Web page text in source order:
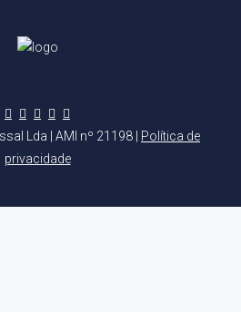
Lda | AMI nº 21198 | Política de
privacidade